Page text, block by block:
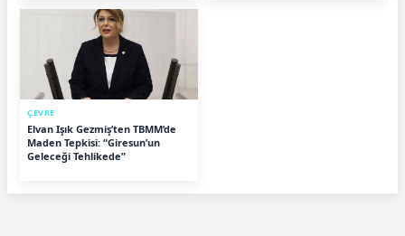
ÇEVRE
Elvan Işık Gezmiş’ten TBMM’de
Maden Tepkisi: “Giresun’un
Geleceği Tehlikede”